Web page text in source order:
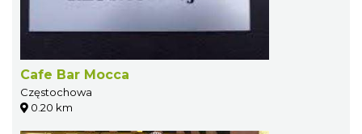
Cafe Bar Mocca
Częstochowa
0.20 km